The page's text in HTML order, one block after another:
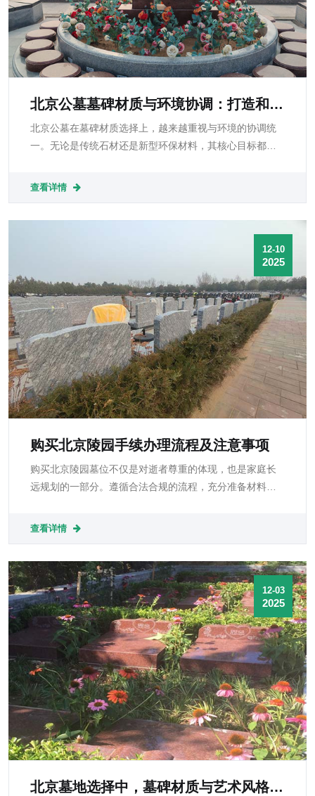
北京公墓墓碑材质与环境协调：打造和谐
安息之地
北京公墓在墓碑材质选择上，越来越重视与环境的协调统
一。无论是传统石材还是新型环保材料，其核心目标都是
谐的整体环境。
查看详情
12-10
2025
购买北京陵园手续办理流程及注意事项
购买北京陵园墓位不仅是对逝者尊重的体现，也是家庭长
远规划的一部分。遵循合法合规的流程，充分准备材料，
利进行。
查看详情
12-03
2025
北京墓地选择中，墓碑材质与艺术风格如